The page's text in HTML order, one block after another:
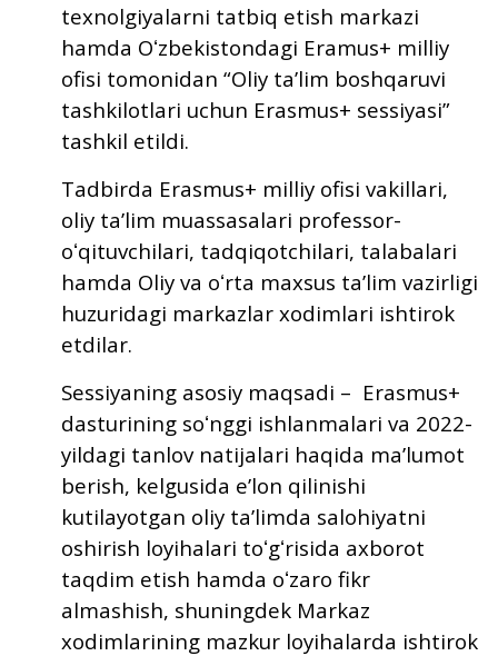
texnolgiyalarni tatbiq etish markazi
hamda Oʻzbekistondagi Eramus+ milliy
ofisi tomonidan “Oliy taʼlim boshqaruvi
tashkilotlari uchun Erasmus+ sessiyasi”
tashkil etildi.
Tadbirda Erasmus+ milliy ofisi vakillari,
oliy taʼlim muassasalari professor-
oʻqituvchilari, tadqiqotchilari, talabalari
hamda Oliy va oʻrta maxsus taʼlim vazirligi
huzuridagi markazlar xodimlari ishtirok
etdilar.
Sessiyaning asosiy maqsadi – Erasmus+
dasturining soʻnggi ishlanmalari va 2022-
yildagi tanlov natijalari haqida maʼlumot
berish, kelgusida eʼlon qilinishi
kutilayotgan oliy taʼlimda salohiyatni
oshirish loyihalari toʻgʻrisida axborot
taqdim etish hamda oʻzaro fikr
almashish, shuningdek Markaz
xodimlarining mazkur loyihalarda ishtirok